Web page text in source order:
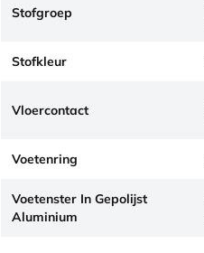
Stofgroep
Stofkleur
Vloercontact
Voetenring
Voetenster In Gepolijst
Aluminium